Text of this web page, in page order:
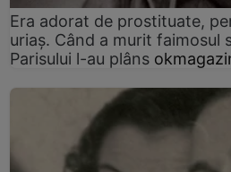
Era adorat de prostituate,
uriaș. Când a murit
Parisului l-au plâns